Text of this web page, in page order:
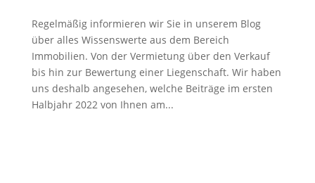
Regelmäßig informieren wir Sie in unserem Blog
über alles Wissenswerte aus dem Bereich
Immobilien. Von der Vermietung über den Verkauf
bis hin zur Bewertung einer Liegenschaft. Wir haben
uns deshalb angesehen, welche Beiträge im ersten
Halbjahr 2022 von Ihnen am...